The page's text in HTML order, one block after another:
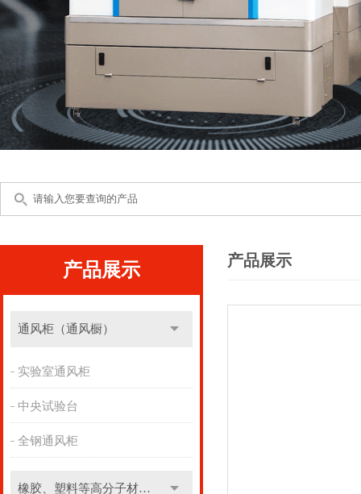
产品展示
通风柜（通风橱）
实验室通风柜
中央试验台
全钢通风柜
橡胶、塑料等高分子材料实验设备
产品展示